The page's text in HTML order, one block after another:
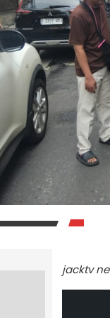
jacktv